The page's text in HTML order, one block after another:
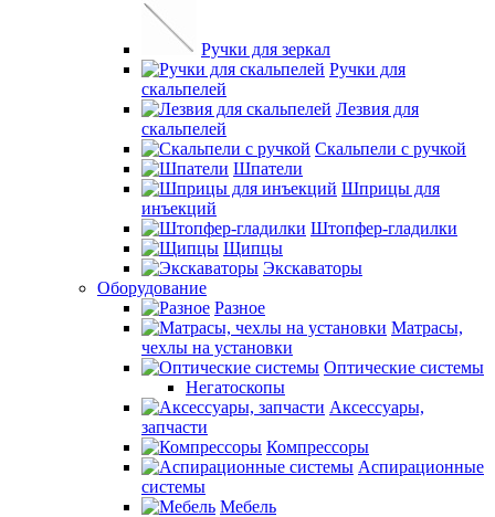
Ручки для зеркал
Ручки для
скальпелей
Лезвия для
скальпелей
Скальпели с ручкой
Шпатели
Шприцы для
инъекций
Штопфер-гладилки
Щипцы
Экскаваторы
Оборудование
Разное
Матрасы,
чехлы на установки
Оптические системы
Негатоскопы
Аксессуары,
запчасти
Компрессоры
Аспирационные
системы
Мебель